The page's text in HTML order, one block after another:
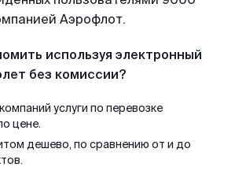
Аэрофлот.
используя электронный
без комиссии?
услуги по перевозке
цене.
дешево, по сравнению от и до